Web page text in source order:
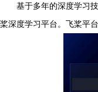
基于多年的深度学习
桨深度学习平台。飞桨平